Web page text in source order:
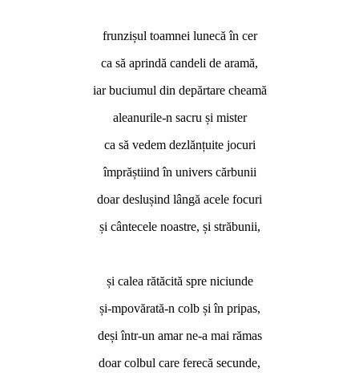
frunzișul toamnei lunecă în cer
ca să aprindă candeli de aramă,
iar buciumul din depărtare cheamă
aleanurile-n sacru și mister
ca să vedem dezlănțuite jocuri
împrăștiind în univers cărbunii
doar deslușind lângă acele focuri
și cântecele noastre, și străbunii,
și calea rătăcită spre niciunde
și-mpovărată-n colb și în pripas,
deși într-un amar ne-a mai rămas
doar colbul care ferecă secunde,